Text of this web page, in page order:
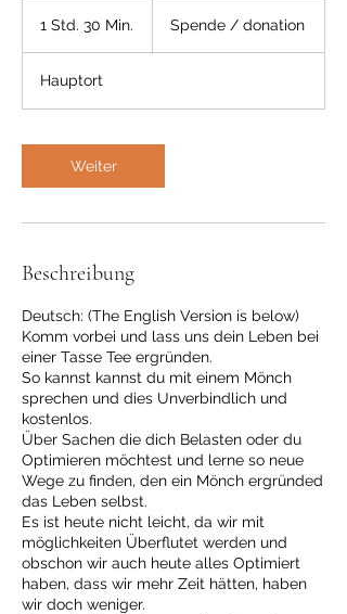
1 Std. 30 Min.
3
M
n
donation
Spende / donation
Hauptort
Weiter
Beschreibung
Deutsch: (The English Version is below)
Komm vorbei und lass uns dein Leben bei
einer Tasse Tee ergründen.
So kannst kannst du mit einem Mönch
sprechen und dies Unverbindlich und
kostenlos.
Über Sachen die dich Belasten oder du
Optimieren möchtest und lerne so neue
Wege zu finden, den ein Mönch ergründed
das Leben selbst.
Es ist heute nicht leicht, da wir mit
möglichkeiten Überflutet werden und
obschon wir auch heute alles Optimiert
haben, dass wir mehr Zeit hätten, haben
wir doch weniger.